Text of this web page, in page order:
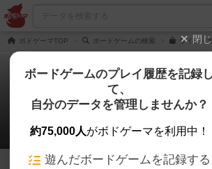
ボドゲーマTOP ボードゲームの検索 サイズ -
サイズ -大鎌戦役-
257店のカフェ/スペースが提供
84 2 67
閉
ボードゲームのプレイ履歴を記録し
て、
自分のデータを管理しませんか？
約75,000人がボドゲーマを利用中！
遊んだボードゲームを記録する